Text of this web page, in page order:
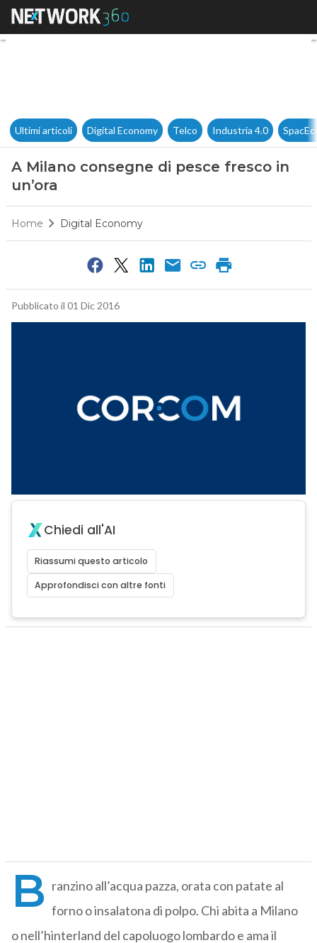
A Milano consegne di pesce
Ultimi articoli Digital Economy Telco Industria 4.0
A Milano consegne di pesce fresco in
un’ora
Home Digital Economy
Pubblicato il 01 Dic 2016
Chiedi all'AI
Riassumi questo articolo
Approfondisci con altre fonti
B ranzino all’acqua pazza, orata con patate al
forno o insalatona di polpo. Chi abita a Milano
o nell’hinterland del capoluogo lombardo e ama il